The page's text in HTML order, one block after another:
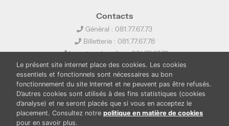
Contacts
Général : 081.77.67.73
Billetterie : 081.77.67.78
Location de salles : 081.77.67.79
info@ledelta.be
Le présent site internet place des cookies. Les cookies
essentiels et fonctionnels sont nécessaires au bon
fonctionnement du site Internet et ne peuvent pas être refusés.
D’autres cookies sont utilisés à des fins statistiques (cookies
d’analyse) et ne seront placés que si vous en acceptez le
placement. Consultez notre politique en matière de cookies
pour en savoir plus.